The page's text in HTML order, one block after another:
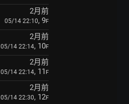
2月前
05/14 22:10, 9F
2月前
05/14 22:14, 10F
2月前
05/14 22:14, 11 F
2月前
05/14 22:30, 12F